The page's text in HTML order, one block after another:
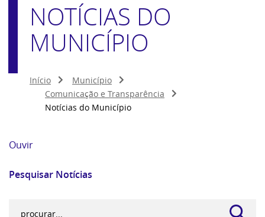
NOTÍCIAS DO
MUNICÍPIO
Início
Município
Comunicação e Transparência
Notícias do Município
Ouvir
Pesquisar Notícias